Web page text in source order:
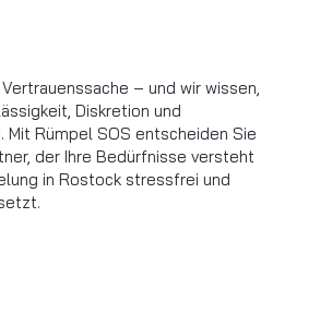
– und wir wissen,
Diskretion und
Mit Rümpel SOS entscheiden Sie
der Ihre Bedürfnisse versteht
in Rostock stressfrei und